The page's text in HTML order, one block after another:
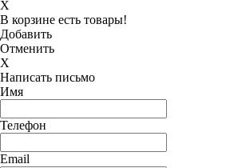
X
В корзине есть товары!
Добавить
Отменить
X
Написать письмо
Имя
Телефон
Email